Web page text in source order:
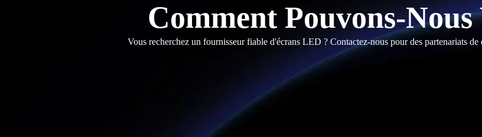
Comment Pouvons-
Vous recherchez un fournisseur fiable d'écrans LED ? Contactez-nous pour des partenariats